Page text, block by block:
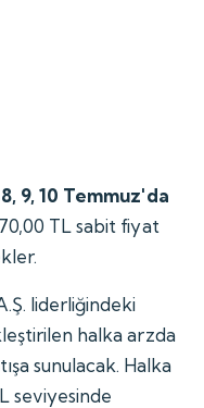
8, 9, 10 Temmuz'da
70,00 TL sabit fiyat
liderliğindeki
halka arzda
sunulacak. Halka
seviyesinde